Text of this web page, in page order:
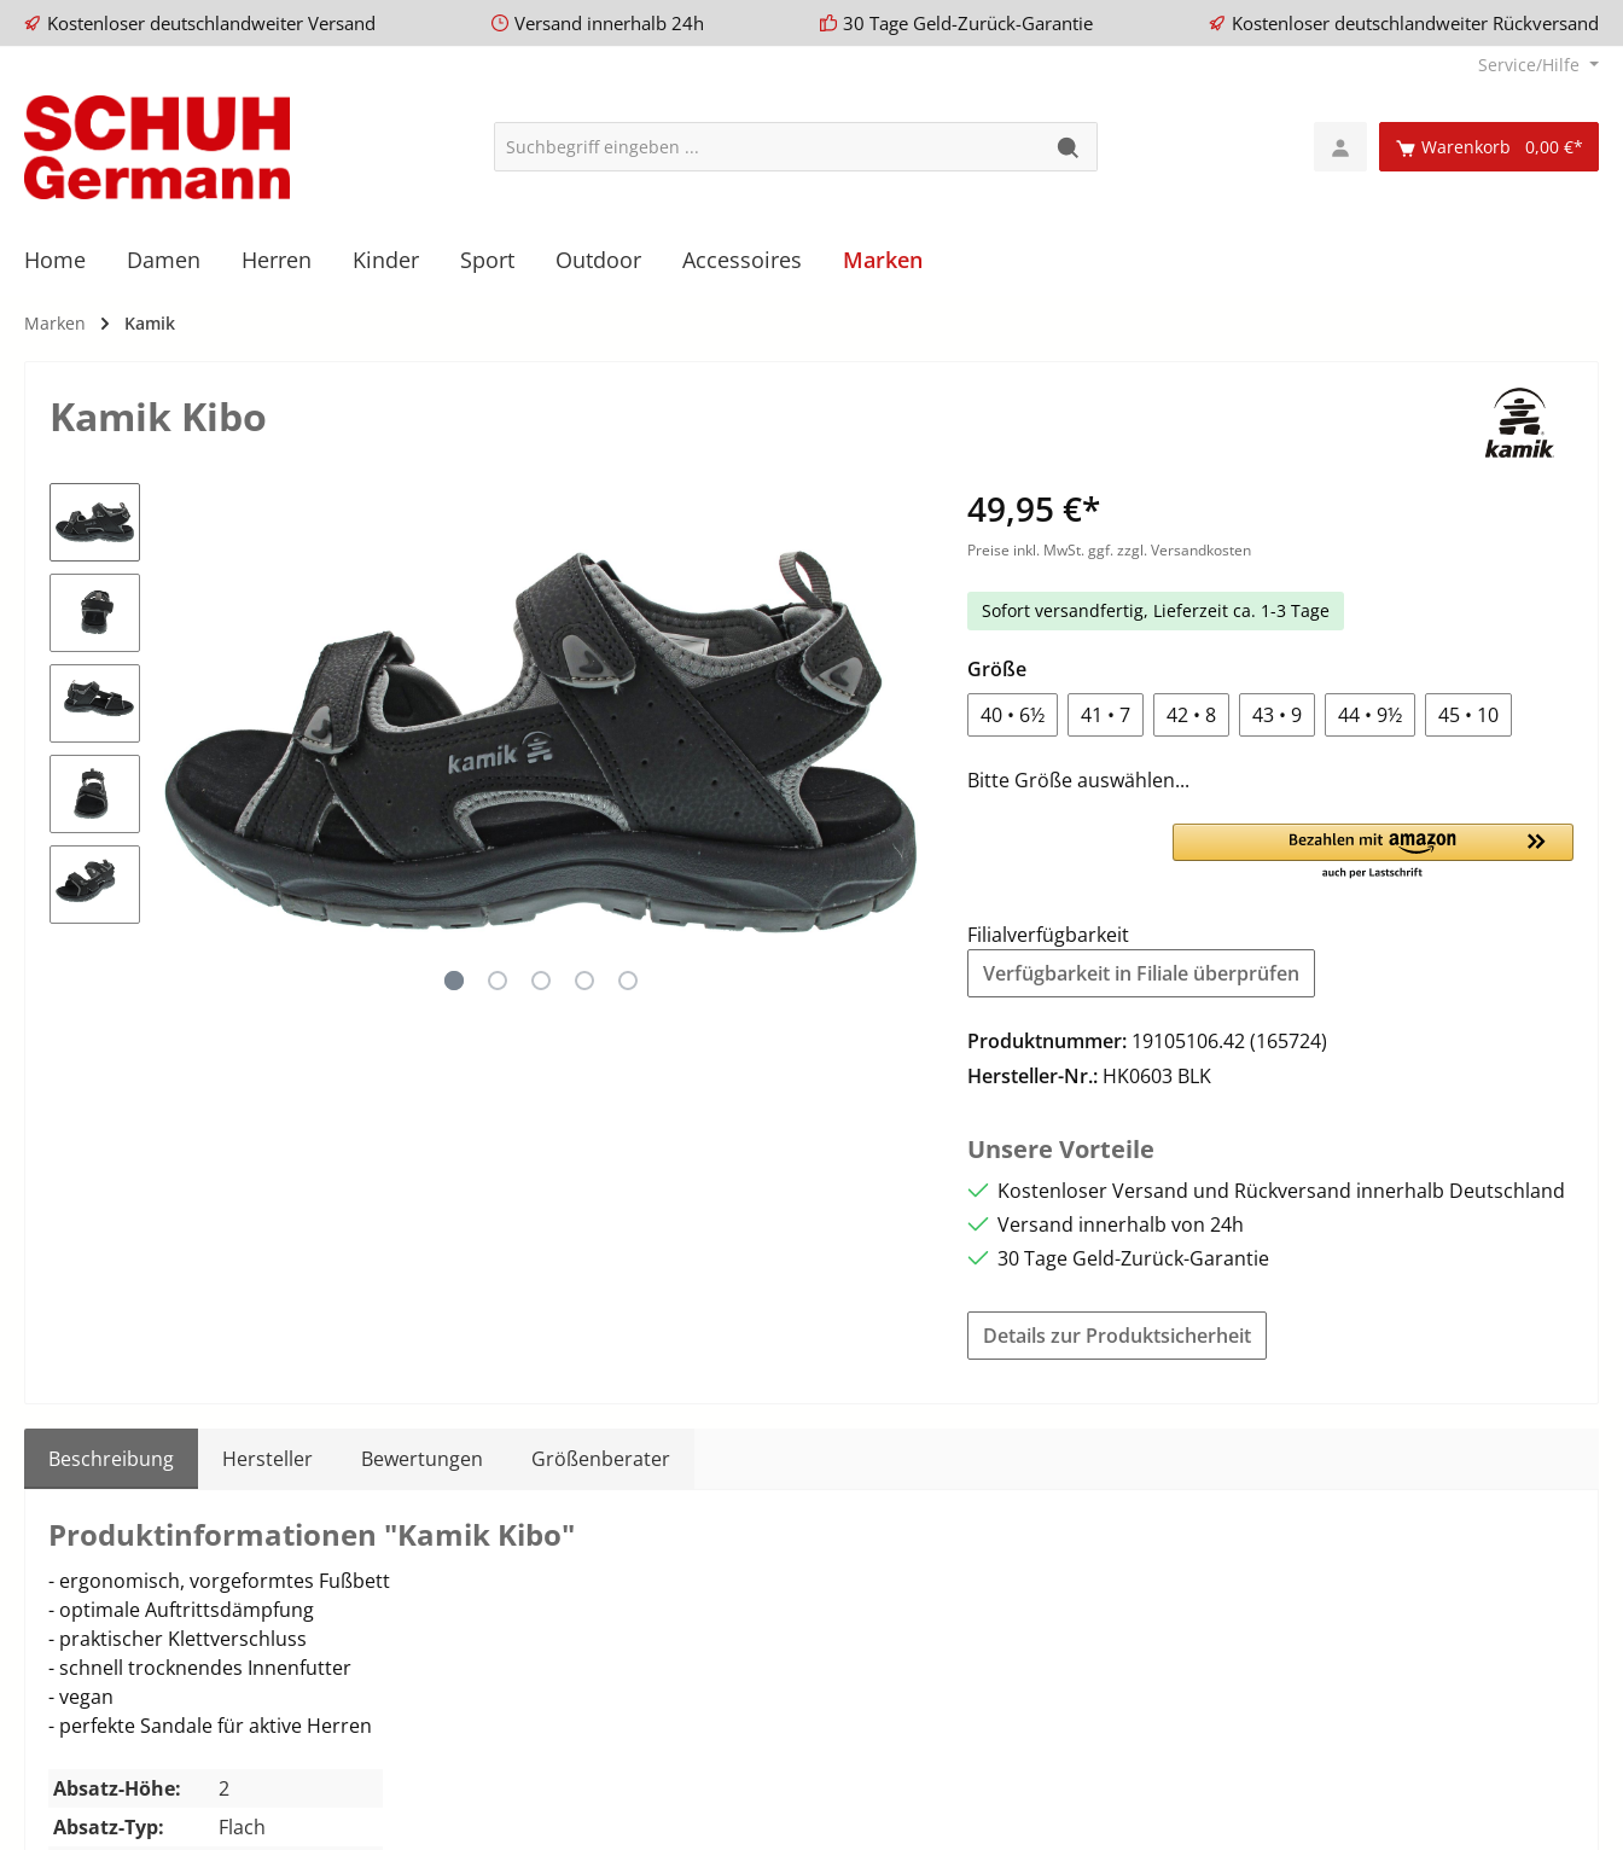
Kostenloser deutschlandweiter Versand Versand innerhalb 24h 30 Tage Geld-Zurück-Garantie Kostenloser deutschlandweiter Rückversand
Service/Hilfe
Warenkorb 0,00 €*
Home Damen Herren Kinder Sport Outdoor Accessoires Marken
Marken Kamik
Kamik Kibo
49,95 €*
Preise inkl. MwSt. ggf. zzgl. Versandkosten
Sofort versandfertig, Lieferzeit ca. 1-3 Tage
Größe
40 • 6½
41 • 7 42 • 8 43 • 9 44 • 9½ 45 • 10
Bitte Größe auswählen...
Filialverfügbarkeit
Verfügbarkeit in Filiale überprüfen
Produktnummer: 19105106.42 (165724)
Hersteller-Nr.: HK0603 BLK
Unsere Vorteile
Kostenloser Versand und Rückversand innerhalb Deutschland
Versand innerhalb von 24h
30 Tage Geld-Zurück-Garantie
Details zur Produktsicherheit
Beschreibung Hersteller Bewertungen Größenberater
Produktinformationen "Kamik Kibo"
- ergonomisch, vorgeformtes Fußbett
- optimale Auftrittsdämpfung
- praktischer Klettverschluss
- schnell trocknendes Innenfutter
- vegan
- perfekte Sandale für aktive Herren
Absatz-Höhe:
2
Absatz-Typ:
Flach